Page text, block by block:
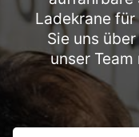
Ladekrane
Sie uns
unser